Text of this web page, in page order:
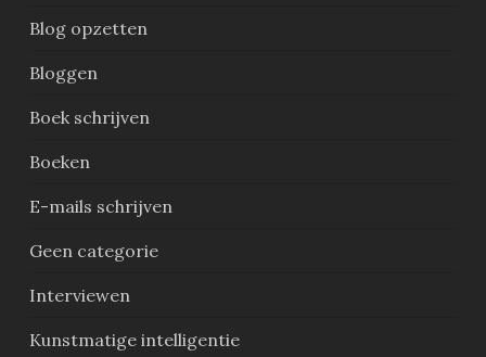
Blog opzetten
Bloggen
Boek schrijven
Boeken
E-mails schrijven
Geen categorie
Interviewen
Kunstmatige intelligentie